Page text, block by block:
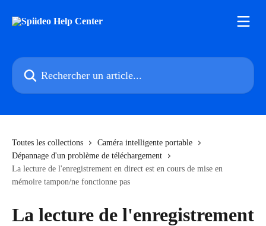
Rechercher un article...
Toutes les collections
Caméra intelligente portable
Dépannage d'un problème de téléchargement
La lecture de l'enregistrement en direct est en cours de mise en
mémoire tampon/ne fonctionne pas
La lecture de l'enregistrement